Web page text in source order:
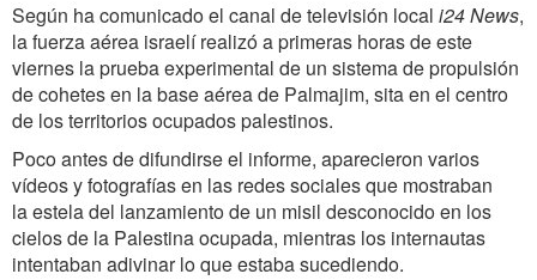
Según ha comunicado el canal de televisión local i24 News,
la fuerza aérea israelí realizó a primeras horas de este
viernes la prueba experimental de un sistema de propulsión
de cohetes en la base aérea de Palmajim, sita en el centro
de los territorios ocupados palestinos.
Poco antes de difundirse el informe, aparecieron varios
vídeos y fotografías en las redes sociales que mostraban
la estela del lanzamiento de un misil desconocido en los
cielos de la Palestina ocupada, mientras los internautas
intentaban adivinar lo que estaba sucediendo.